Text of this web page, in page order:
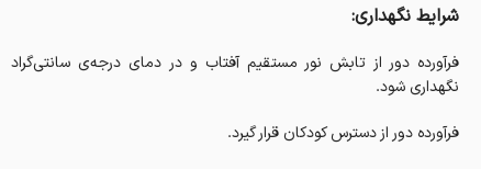
شرایط نگهداری:
فرآورده دور از تابش نور مستقیم آفتاب و در دمای درجه‌ی سانتی‌گراد
نگهداری شود.
فرآورده دور از دسترس کودکان قرار گیرد.